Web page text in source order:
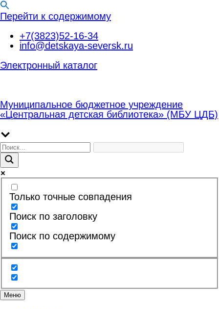
Перейти к содержимому
+7(3823)52-16-34
info@detskaya-seversk.ru
Электронный каталог
Муниципальное бюджетное учреждение
«Центральная детская библиотека» (МБУ ЦДБ)
Только точные совпадения
Поиск по заголовку
Поиск по содержимому
Меню